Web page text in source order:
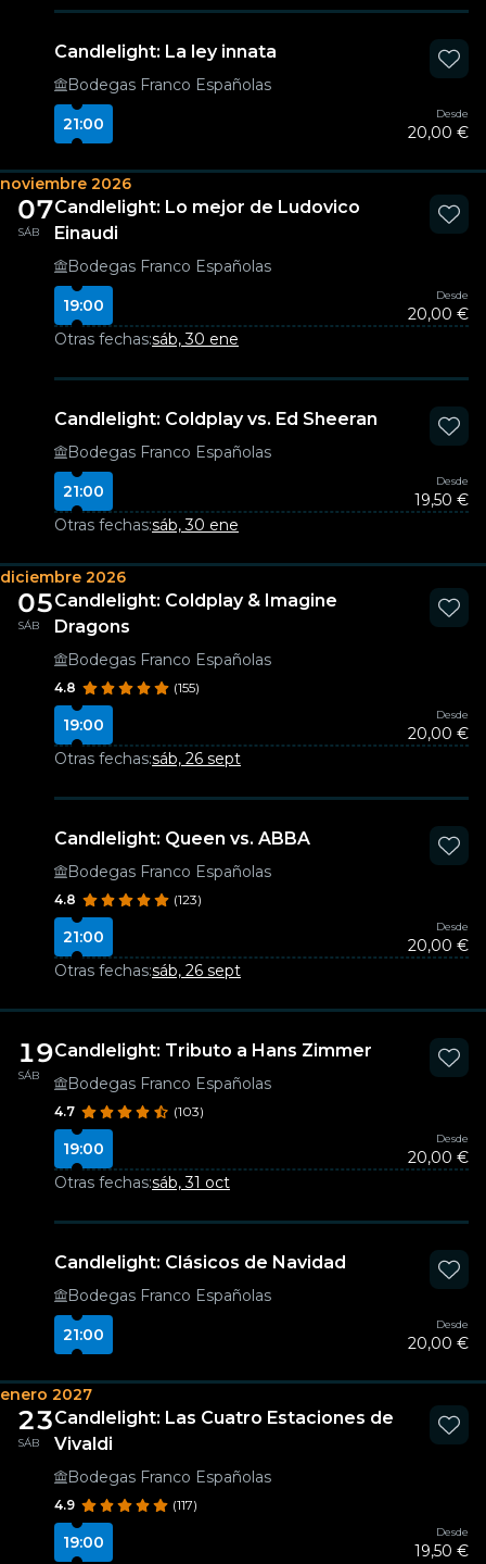
Candlelight: La ley innata
Bodegas Franco Españolas
21:00
Desde
20,00 €
noviembre 2026
07
SÁB
Candlelight: Lo mejor de Ludovico
Einaudi
Bodegas Franco Españolas
19:00
Desde
20,00 €
Otras fechas:sáb, 30 ene
Candlelight: Coldplay vs. Ed Sheeran
Bodegas Franco Españolas
21:00
Desde
19,50 €
Otras fechas:sáb, 30 ene
diciembre 2026
05
SÁB
Candlelight: Coldplay & Imagine
Dragons
Bodegas Franco Españolas
4.8 (155)
19:00
Desde
20,00 €
Otras fechas:sáb, 26 sept
Candlelight: Queen vs. ABBA
Bodegas Franco Españolas
4.8 (123)
21:00
Desde
20,00 €
Otras fechas:sáb, 26 sept
19
SÁB
Candlelight: Tributo a Hans Zimmer
Bodegas Franco Españolas
4.7 (103)
19:00
Desde
20,00 €
Otras fechas:sáb, 31 oct
Candlelight: Clásicos de Navidad
Bodegas Franco Españolas
21:00
Desde
20,00 €
enero 2027
23
SÁB
Candlelight: Las Cuatro Estaciones de
Vivaldi
Bodegas Franco Españolas
4.9 (117)
19:00
Desde
19,50 €